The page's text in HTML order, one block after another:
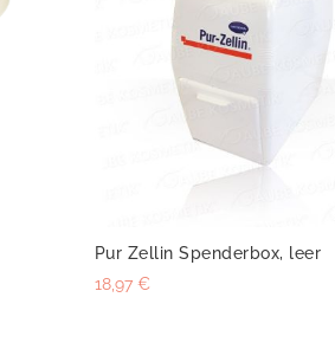
Pur Zellin Spenderbox, leer
18,97 €